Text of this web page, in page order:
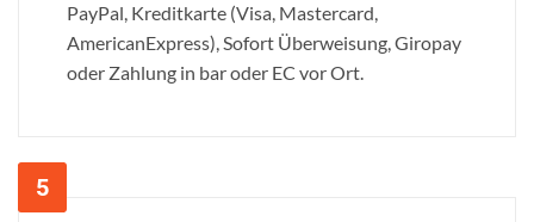
PayPal, Kreditkarte (Visa, Mastercard,
AmericanExpress), Sofort Überweisung, Giropay
oder Zahlung in bar oder EC vor Ort.